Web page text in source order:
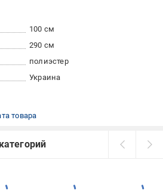
100 см
290 см
полиэстер
Украина
товара